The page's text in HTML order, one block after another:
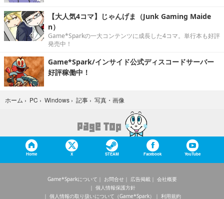
【大人気4コマ】じゃんげま（Junk Gaming Maide
n）
Game*Sparkの一大コンテンツに成長した4コマ。単行本も好評
発売中！
Game*Spark/インサイド公式ディスコードサーバー
好評稼働中！
ホーム › PC › Windows › 記事 › 写真・画像
Home X STEAM Facebook YouTube
Game*Sparkについて お問合せ 広告掲載
会社概要
個人情報保護方針
個人情報の取り扱いについて（Game*Spark）
利用規約